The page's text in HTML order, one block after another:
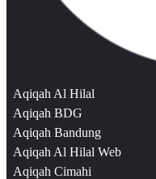
Aqiqah Al Hilal
Aqiqah BDG
Aqiqah Bandung
Aqiqah Al Hilal Web
Aqiqah Cimahi